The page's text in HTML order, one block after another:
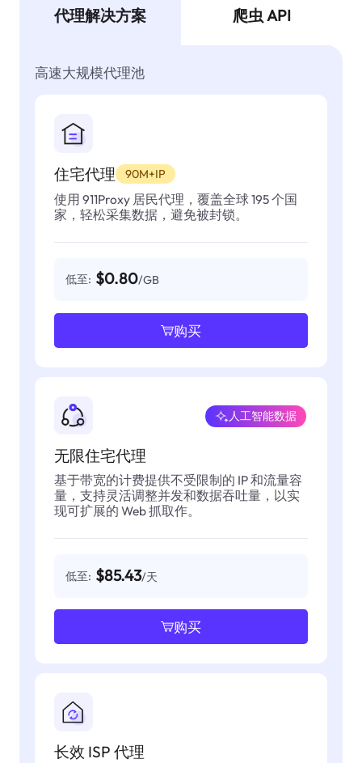
代理解决方案 爬虫 API
高速大规模代理池
住宅代理 90M+IP
使用 911Proxy 居民代理，覆盖全球 195 个国
家，轻松采集数据，避免被封锁。
低至: $0.80/GB
购买
无限住宅代理
人工智能数据
基于带宽的计费提供不受限制的 IP 和流量容
量，支持灵活调整并发和数据吞吐量，以实
现可扩展的 Web 抓取作。
低至: $85.43/天
购买
长效 ISP 代理